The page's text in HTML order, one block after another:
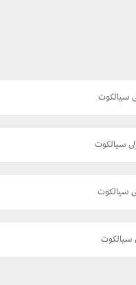
سيالكوت
سيالكوت
سيالكوت